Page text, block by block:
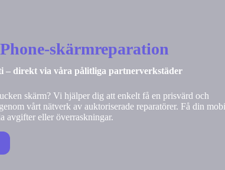
skärmreparation
– direkt via våra pålitliga partnerverkstäder
skärm? Vi hjälper dig att enkelt få en prisvärd och
vårt nätverk av auktoriserade reparatörer. Få din
avgifter eller överraskningar.